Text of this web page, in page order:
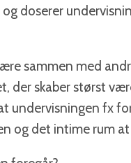
doserer
sammen med
der skaber størst
undervisningen fx
og det intime rum